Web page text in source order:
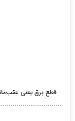
قطع برق یعنی